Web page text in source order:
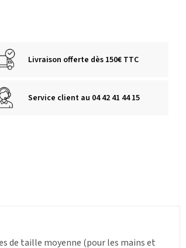
Livraison offerte dès 150€ TTC
Service client au 04 42 41 44 15
de taille moyenne (pour les mains et